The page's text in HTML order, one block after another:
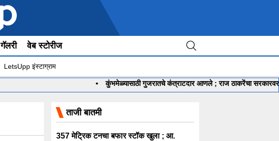
गॅलरी वेब स्टोरीज
LetsUpp इंस्टाग्राम
कुंभमेळ्यासाठी गुजरातचे कंत्राटदार आणले ; राज ठाकरेंचा सरकारवर
ताजी बातमी
357 मेट्रिक टनचा बफार स्टॉक खुला ; आ.